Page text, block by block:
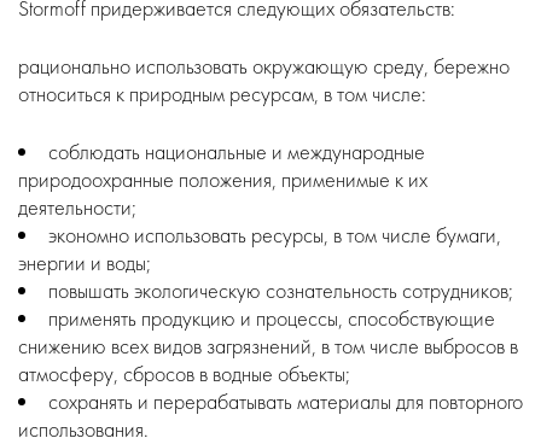
Stormoff придерживается следующих обязательств:
рационально использовать окружающую среду, бережно
относиться к природным ресурсам, в том числе:
соблюдать национальные и международные
природоохранные положения, применимые к их
деятельности;
экономно использовать ресурсы, в том числе бумаги,
энергии и воды;
повышать экологическую сознательность сотрудников;
применять продукцию и процессы, способствующие
снижению всех видов загрязнений, в том числе выбросов в
атмосферу, сбросов в водные объекты;
сохранять и перерабатывать материалы для повторного
использования.